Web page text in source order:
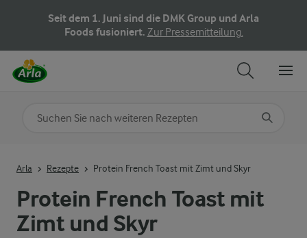
Seit dem 1. Juni sind die DMK Group und Arla
Foods fusioniert. Zur Pressemitteilung.
Protein French Toast mit
Zimt und Skyr
Arla Rezepte Protein French Toast mit Zimt und Skyr
Nach Kategorie suchen